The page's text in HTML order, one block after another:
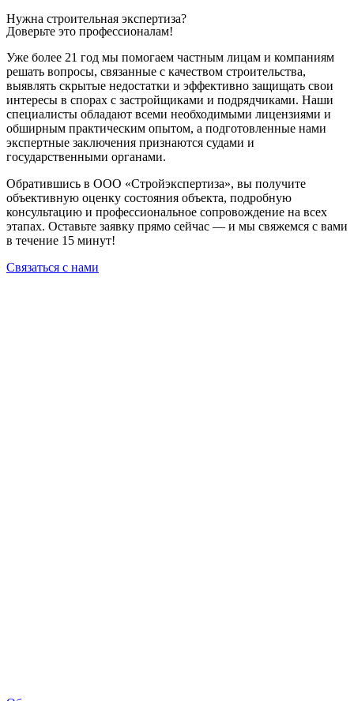
Нужна строительная экспертиза?
Доверьте это профессионалам!
Уже более 21 год мы помогаем частным лицам и компаниям
решать вопросы, связанные с качеством строительства,
выявлять скрытые недостатки и эффективно защищать свои
интересы в спорах с застройщиками и подрядчиками. Наши
специалисты обладают всеми необходимыми лицензиями и
обширным практическим опытом, а подготовленные нами
экспертные заключения признаются судами и
государственными органами.
Обратившись в ООО «Стройэкспертиза», вы получите
объективную оценку состояния объекта, подробную
консультацию и профессиональное сопровождение на всех
этапах. Оставьте заявку прямо сейчас — и мы свяжемся с вами
в течение 15 минут!
Связаться с нами